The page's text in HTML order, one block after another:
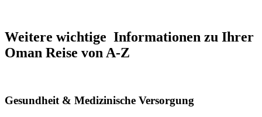
Weitere wichtige Informationen zu Ihrer
Oman Reise von A-Z
Gesundheit & Medizinische Versorgung